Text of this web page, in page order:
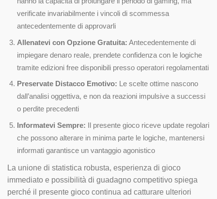
verificate invariabilmente i vincoli di scommessa
antecedentemente di approvarli
Allenatevi con Opzione Gratuita: Antecedentemente di
impiegare denaro reale, prendete confidenza con le logiche
tramite edizioni free disponibili presso operatori regolamentati
Preservate Distacco Emotivo: Le scelte ottime nascono
dall’analisi oggettiva, e non da reazioni impulsive a successi
o perdite precedenti
Informatevi Sempre: Il presente gioco riceve update regolari
che possono alterare in minima parte le logiche, mantenersi
informati garantisce un vantaggio agonistico
La unione di statistica robusta, esperienza di gioco
immediato e possibilità di guadagno competitivo spiega
perché il presente gioco continua ad catturare ulteriori